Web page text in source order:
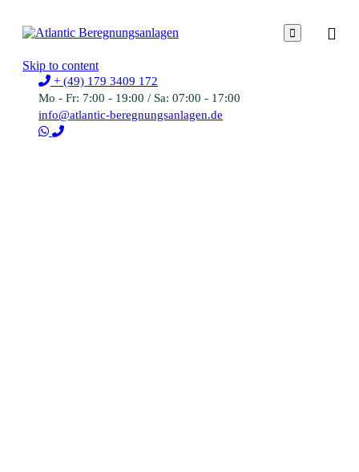

Skip to content
+ (49) 179 3409 172
Mo - Fr: 7:00 - 19:00 / Sa: 07:00 - 17:00
info@atlantic-beregnungsanlagen.de